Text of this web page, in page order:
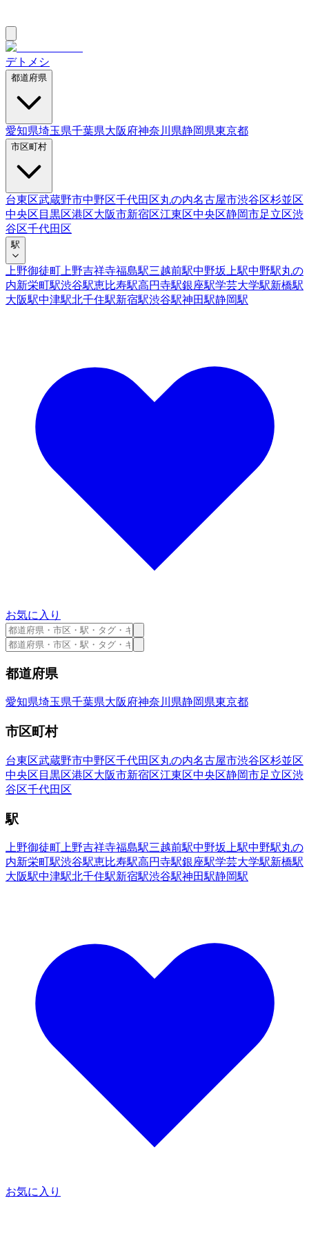
デトメシ
都道府県
愛知県埼玉県千葉県大阪府神奈川県静岡県東京都
市区町村
台東区武蔵野市中野区千代田区丸の内名古屋市渋谷区杉並区
中央区 目黒区港区大阪市新宿区江東区中央区静岡市足立区渋
谷区千代田区
駅
上野御徒町 上野吉祥寺福島駅三越前駅中野坂上駅中野駅丸の
内新栄町駅渋谷駅恵比寿駅高円寺駅銀座駅学芸大学駅新橋駅
大阪駅中津駅北千住駅新宿駅渋谷駅神田駅静岡駅
お気に入り
都道府県
愛知県埼玉県千葉県大阪府神奈川県静岡県東京都
市区町村
台東区武蔵野市中野区千代田区丸の内名古屋市渋谷区杉並区
中央区 目黒区港区大阪市新宿区江東区中央区静岡市足立区渋
谷区千代田区
駅
上野御徒町 上野吉祥寺福島駅三越前駅中野坂上駅中野駅丸の
内新栄町駅渋谷駅恵比寿駅高円寺駅銀座駅学芸大学駅新橋駅
大阪駅中津駅北千住駅新宿駅渋谷駅神田駅静岡駅
お気に入り